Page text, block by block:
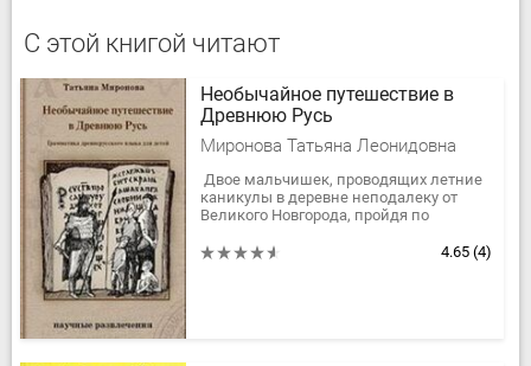
С этой книгой читают
Необычайное путешествие в
Древнюю Русь
Миронова Татьяна Леонидовна
Двое мальчишек, проводящих летние
каникулы в деревне неподалеку от
Великого Новгорода, пройдя по
оказываются в Древней Руси. Там их...
4.65 (4)